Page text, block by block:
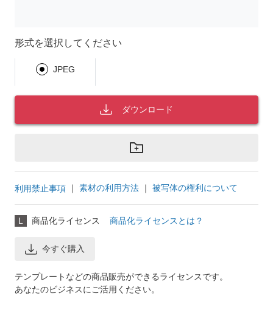
形式を選択してください
JPEG
ダウンロード
利用禁止事項 ｜ 素材の利用方法 ｜ 被写体の権利について
L 商品化ライセンス 商品化ライセンスとは？
今すぐ購入
テンプレートなどの商品販売ができるライセンスです。
あなたのビジネスにご活用ください。